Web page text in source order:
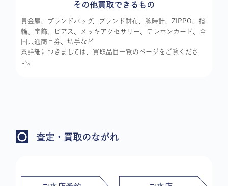
その他買取できるもの
貴金属、ブランドバッグ、ブランド財布、腕時計、ZIPPO、指
輪、宝飾、ピアス、メッキアクセサリー、テレホンカード、全
国共通商品券、切手など
※詳細につきましては、買取品目一覧のページをご覧くださ
い。
査定・買取のながれ